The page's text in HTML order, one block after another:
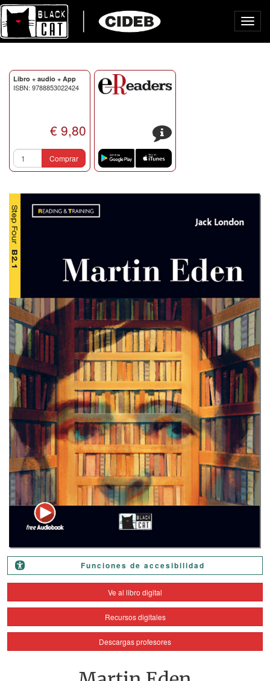
Libro + audio + App
ISBN: 9788853022424
€ 9,80
Comprar
s
Funciones de accesibilidad
Ve al libro digital
Recursos digitales
Descargas profesores